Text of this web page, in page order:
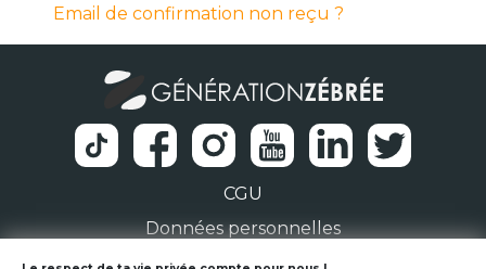
Email de confirmation non reçu ?
CGU
Données personnelles